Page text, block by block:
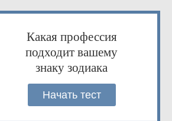
Какая профессия
подходит вашему
знаку зодиака
Начать тест